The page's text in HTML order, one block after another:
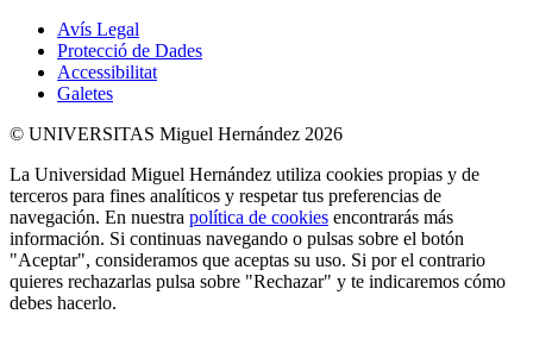
Avís Legal
Protecció de Dades
Accessibilitat
Galetes
© UNIVERSITAS Miguel Hernández 2026
La Universidad Miguel Hernández utiliza cookies propias y de
terceros para fines analíticos y respetar tus preferencias de
navegación. En nuestra política de cookies encontrarás más
información. Si continuas navegando o pulsas sobre el botón
"Aceptar", consideramos que aceptas su uso. Si por el contrario
quieres rechazarlas pulsa sobre "Rechazar" y te indicaremos cómo
debes hacerlo.